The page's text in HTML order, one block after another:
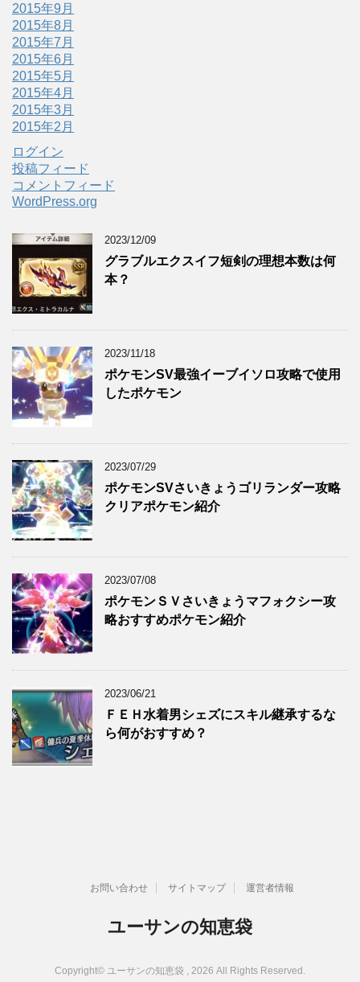
2015年9月
2015年8月
2015年7月
2015年6月
2015年5月
2015年4月
2015年3月
2015年2月
ログイン
投稿フィード
コメントフィード
WordPress.org
2023/12/09
グラブルエクスイフ短剣の理想本数は何
本？
2023/11/18
ポケモンSV最強イーブイソロ攻略で使用
したポケモン
2023/07/29
ポケモンSVさいきょうゴリランダー攻略
クリアポケモン紹介
2023/07/08
ポケモンＳＶさいきょうマフォクシー攻
略おすすめポケモン紹介
2023/06/21
ＦＥＨ水着男シェズにスキル継承するな
ら何がおすすめ？
お問い合わせ サイトマップ 運営者情報
ユーサンの知恵袋
Copyright© ユーサンの知恵袋 , 2026 All Rights Reserved.